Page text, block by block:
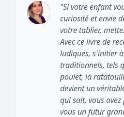
"Si votre enfant
curiosité et envie
votre tablier,
Avec ce livre de
ludiques, s'initier
traditionnels, tels
poulet, la
devient un
qui sait, vous
vous un futur